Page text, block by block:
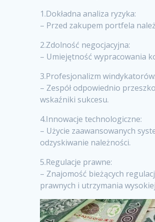
1.Dokładna analiza ryzyka:
– Przed zakupem portfela
2.Zdolność negocjacyjna:
– Umiejętność wypracowania
3.Profesjonalizm windykatorów:
– Zespół odpowiednio
wskaźniki sukcesu.
4.Innowacje technologiczne:
– Użycie zaawansowanych
odzyskiwanie należności.
5.Regulacje prawne:
– Znajomość bieżących
prawnych i utrzymania